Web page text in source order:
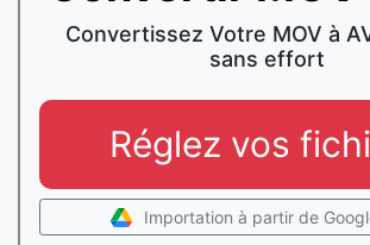
Convertissez Votre MOV à
sans effort
Réglez vos
Importation à partir de